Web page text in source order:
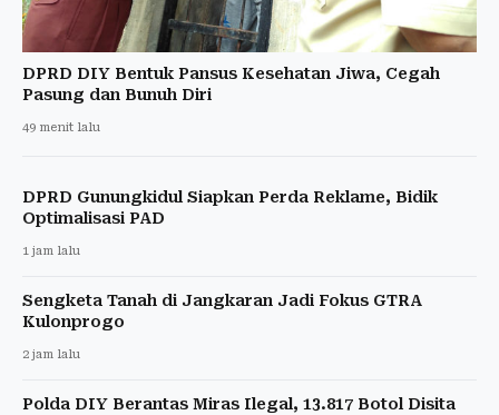
DPRD DIY Bentuk Pansus Kesehatan Jiwa, Cegah
Pasung dan Bunuh Diri
49 menit lalu
DPRD Gunungkidul Siapkan Perda Reklame, Bidik
Optimalisasi PAD
1 jam lalu
Sengketa Tanah di Jangkaran Jadi Fokus GTRA
Kulonprogo
2 jam lalu
Polda DIY Berantas Miras Ilegal, 13.817 Botol Disita